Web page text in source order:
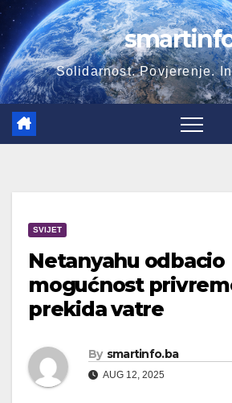
Skip
to
content
Solidarnost. Povjerenje.
SVIJET
Netanyahu odbacio
mogućnost
prekida vatre
By smartinfo.ba
AUG 12, 2025